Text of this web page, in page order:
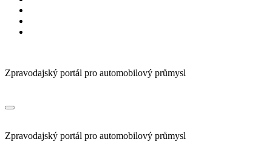
Zpravodajský portál pro automobilový průmysl
Zpravodajský portál pro automobilový průmysl